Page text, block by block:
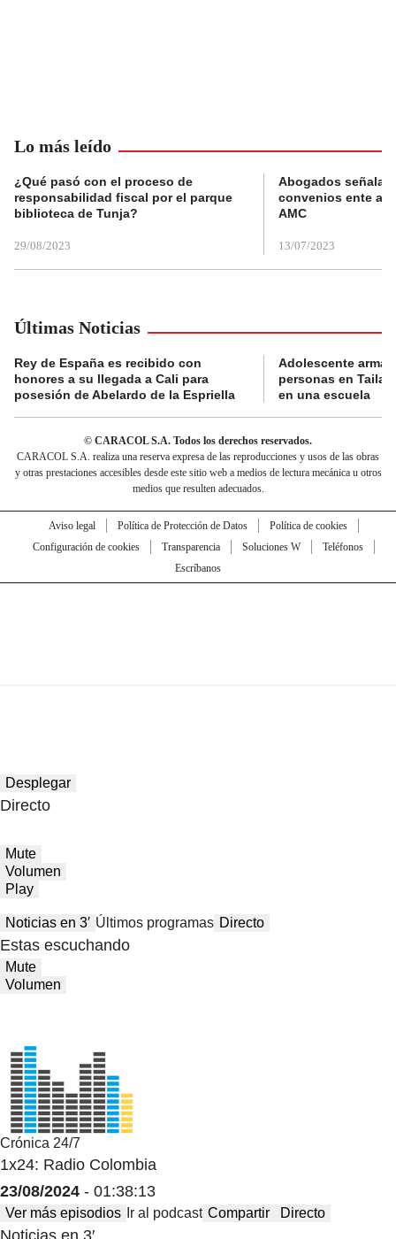
Lo más leído
¿Qué pasó con el proceso de
responsabilidad fiscal por el parque
biblioteca de Tunja?
29/08/2023
Abogados
convenios ente
AMC
13/07/2023
Últimas Noticias
Rey de España es recibido con
honores a su llegada a Cali para
posesión de Abelardo de la Espriella
Adolescente
personas en
en una escuela
© CARACOL S.A. Todos los derechos reservados.
CARACOL S.A. realiza una reserva expresa de las reproducciones y usos de las obras
y otras prestaciones accesibles desde este sitio web a medios de lectura mecánica u otros
medios que resulten adecuados.
Aviso legal Política de Protección de Datos
Política de cookies
Configuración de cookies
Transparencia Soluciones W
Teléfonos
Escríbanos
Desplegar
Directo
Mute
Volumen
Play
Noticias en 3′ Últimos programas Directo
Estas escuchando
Mute
Volumen
Crónica 24/7
1x24: Radio Colombia
23/08/2024 - 01:38:13
Ver más episodios Ir al podcast Compartir Directo